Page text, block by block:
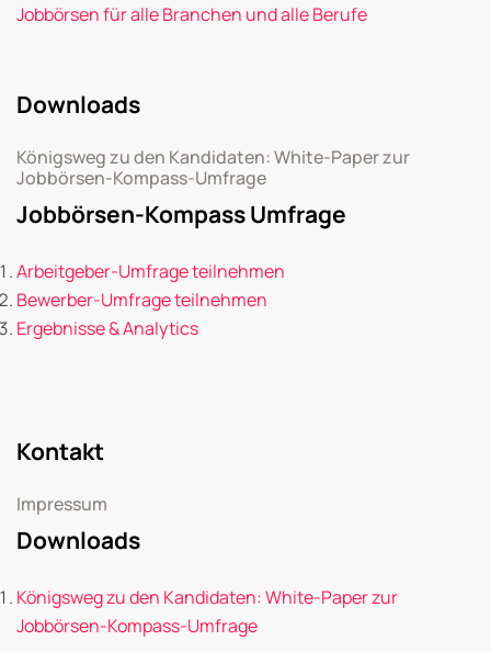
Jobbörsen für alle Branchen und alle Berufe
Downloads
Königsweg zu den Kandidaten: White-Paper zur
Jobbörsen-Kompass-Umfrage
Jobbörsen-Kompass Umfrage
Arbeitgeber-Umfrage teilnehmen
Bewerber-Umfrage teilnehmen
Ergebnisse & Analytics
Kontakt
Impressum
Downloads
Königsweg zu den Kandidaten: White-Paper zur
Jobbörsen-Kompass-Umfrage